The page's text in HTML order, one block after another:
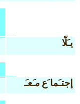
يـَلّا
إجتـَما َعمـَعـَ